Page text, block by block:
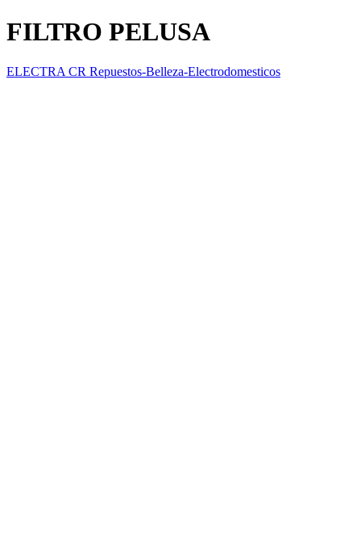
FILTRO PELUSA
ELECTRA CR Repuestos-Belleza-Electrodomesticos